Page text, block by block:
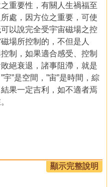
重要性，有關人生禍福至
處，因方位之重要，可使
以說完全受宇宙磁場之控
場所控制的，不但是人
制，如果適合感受、控制
絕衰退，諸事阻滯，就是
”是空間，”宙”是時間，綜
果一定吉利，如不適者焉
顯示完整說明